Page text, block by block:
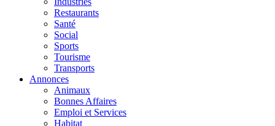
Restaurants
Santé
Social
Sports
Tourisme
Transports
Annonces
Animaux
Bonnes Affaires
Emploi et Services
Habitat